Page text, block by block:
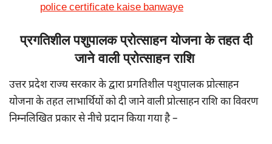
police certificate kaise banwaye
प्रगतिशील पशुपालक प्रोत्साहन योजना के तहत दी
जाने वाली प्रोत्साहन राशि
उत्तर प्रदेश राज्य सरकार के द्वारा प्रगतिशील पशुपालक प्रोत्साहन
योजना के तहत लाभार्थियों को दी जाने वाली प्रोत्साहन राशि का विवरण
निम्नलिखित प्रकार से नीचे प्रदान किया गया है –